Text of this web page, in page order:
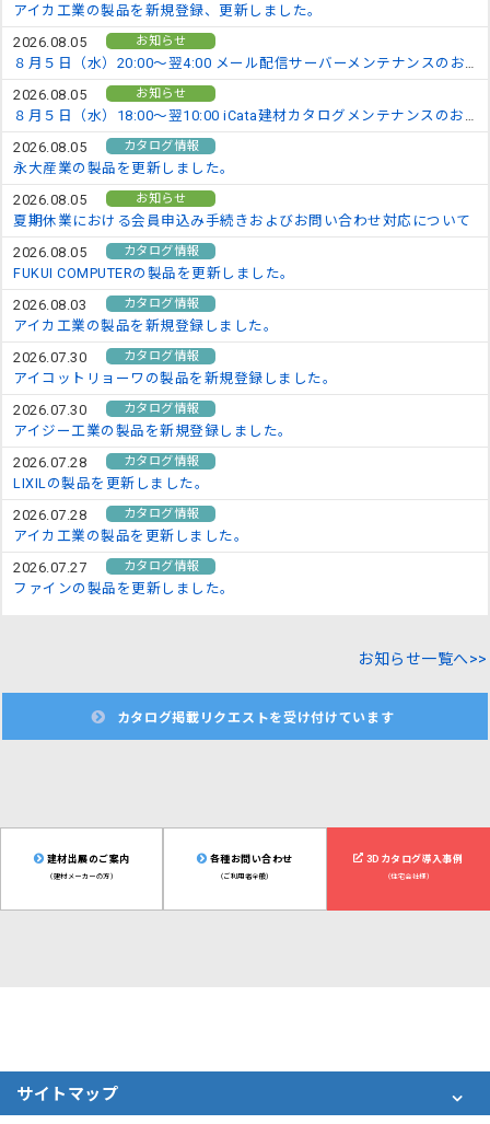
アイカ工業の製品を新規登録、更新しました。
2026.08.05
お知らせ
８月５日（水）20:00～翌4:00 メール配信サーバーメンテナンスのお知らせ
2026.08.05
お知らせ
８月５日（水）18:00～翌10:00 iCata建材カタログメンテナンスのお知らせ
2026.08.05
カタログ情報
永大産業の製品を更新しました。
2026.08.05
お知らせ
夏期休業における会員申込み手続きおよびお問い合わせ対応について
2026.08.05
カタログ情報
FUKUI COMPUTERの製品を更新しました。
2026.08.03
カタログ情報
アイカ工業の製品を新規登録しました。
2026.07.30
カタログ情報
アイコットリョーワの製品を新規登録しました。
2026.07.30
カタログ情報
アイジー工業の製品を新規登録しました。
2026.07.28
カタログ情報
LIXILの製品を更新しました。
2026.07.28
カタログ情報
アイカ工業の製品を更新しました。
2026.07.27
カタログ情報
ファインの製品を更新しました。
お知らせ一覧へ>>
カタログ掲載リクエストを受け付けています
建材出展のご案内
（建材メーカーの方）
各種お問い合わせ
（ご利用者全般）
3Dカタログ導入事例
（住宅会社様）
サイトマップ